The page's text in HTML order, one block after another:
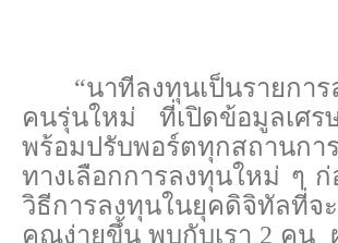
“นาทีลงทุนเป็นรายกา
คนรุ่นใหม่ ที่เปิดข้อมูลเศร
พร้อมปรับพอร์ตทุกสถานก
ทางเลือกการลงทุนใหม่ ๆ
วิธีการลงทุนในยุคดิจิทัลที่จ
คุณง่ายขึ้น พบกับเรา 2 คน